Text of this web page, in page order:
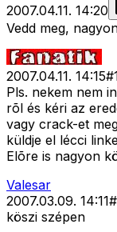
2007.04.11. 14:20
Vedd meg,
2007.04.11. 14:15#
Pls. nekem nem
rõl és kéri az
vagy crack-et
küldje el lécci
Elõre is nagyon
Valesar
2007.03.09. 14:11#
köszi szépen